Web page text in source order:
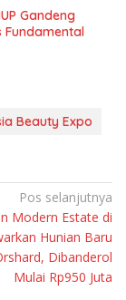
Gandeng
Fundamental
Beauty Expo
Pos selanjutnya
Modern Estate di
Hunian Baru
Dibanderol
Mulai Rp950 Juta